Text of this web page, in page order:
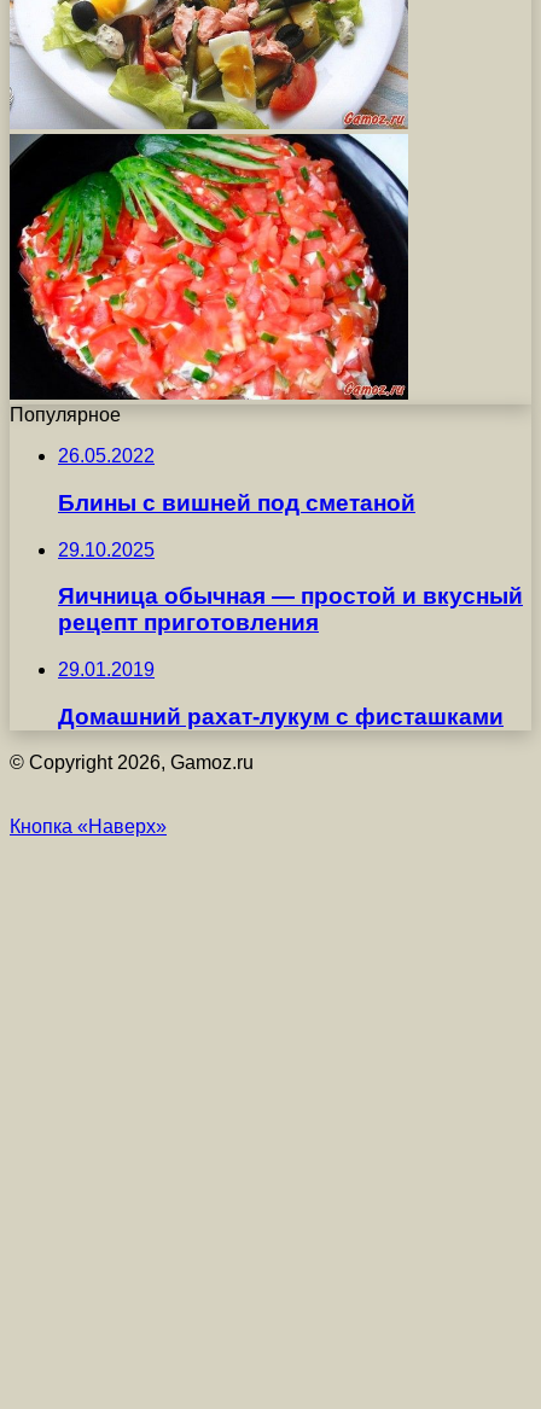
Популярное
26.05.2022
Блины с вишней под сметаной
29.10.2025
Яичница обычная — простой и вкусный
рецепт приготовления
29.01.2019
Домашний рахат-лукум с фисташками
© Copyright 2026, Gamoz.ru
Кнопка «Наверх»